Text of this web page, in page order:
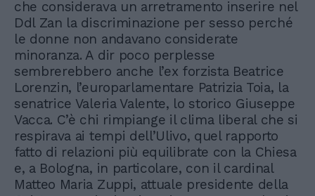
che considerava un arretramento inserire nel
Ddl Zan la discriminazione per sesso perché
le donne non andavano considerate
minoranza. A dir poco perplesse
sembrerebbero anche l’ex forzista Beatrice
Lorenzin, l’europarlamentare Patrizia Toia, la
senatrice Valeria Valente, lo storico Giuseppe
Vacca. C’è chi rimpiange il clima liberal che si
respirava ai tempi dell’Ulivo, quel rapporto
fatto di relazioni più equilibrate con la Chiesa
e, a Bologna, in particolare, con il cardinal
Matteo Maria Zuppi, attuale presidente della